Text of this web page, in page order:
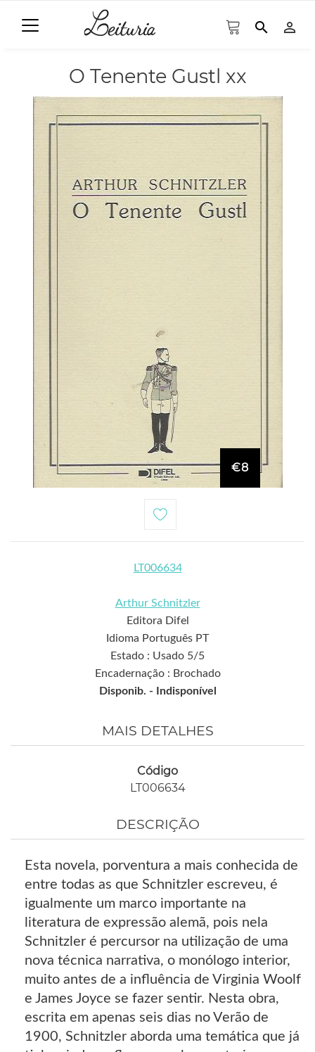
search person_outline
O Tenente Gustl xx
€8
LT006634
Arthur Schnitzler
Editora Difel
Idioma Português PT
Estado : Usado 5/5
Encadernação : Brochado
Disponib. -
Indisponível
MAIS DETALHES
Código
LT006634
DESCRIÇÃO
Esta novela, porventura a mais conhecida de
entre todas as que Schnitzler escreveu, é
igualmente um marco importante na
literatura de expressão alemã, pois nela
Schnitzler é percursor na utilização de uma
nova técnica narrativa, o monólogo interior,
muito antes de a influência de Virginia Woolf
e James Joyce se fazer sentir. Nesta obra,
escrita em apenas seis dias no Verão de
1900, Schnitzler aborda uma temática que já